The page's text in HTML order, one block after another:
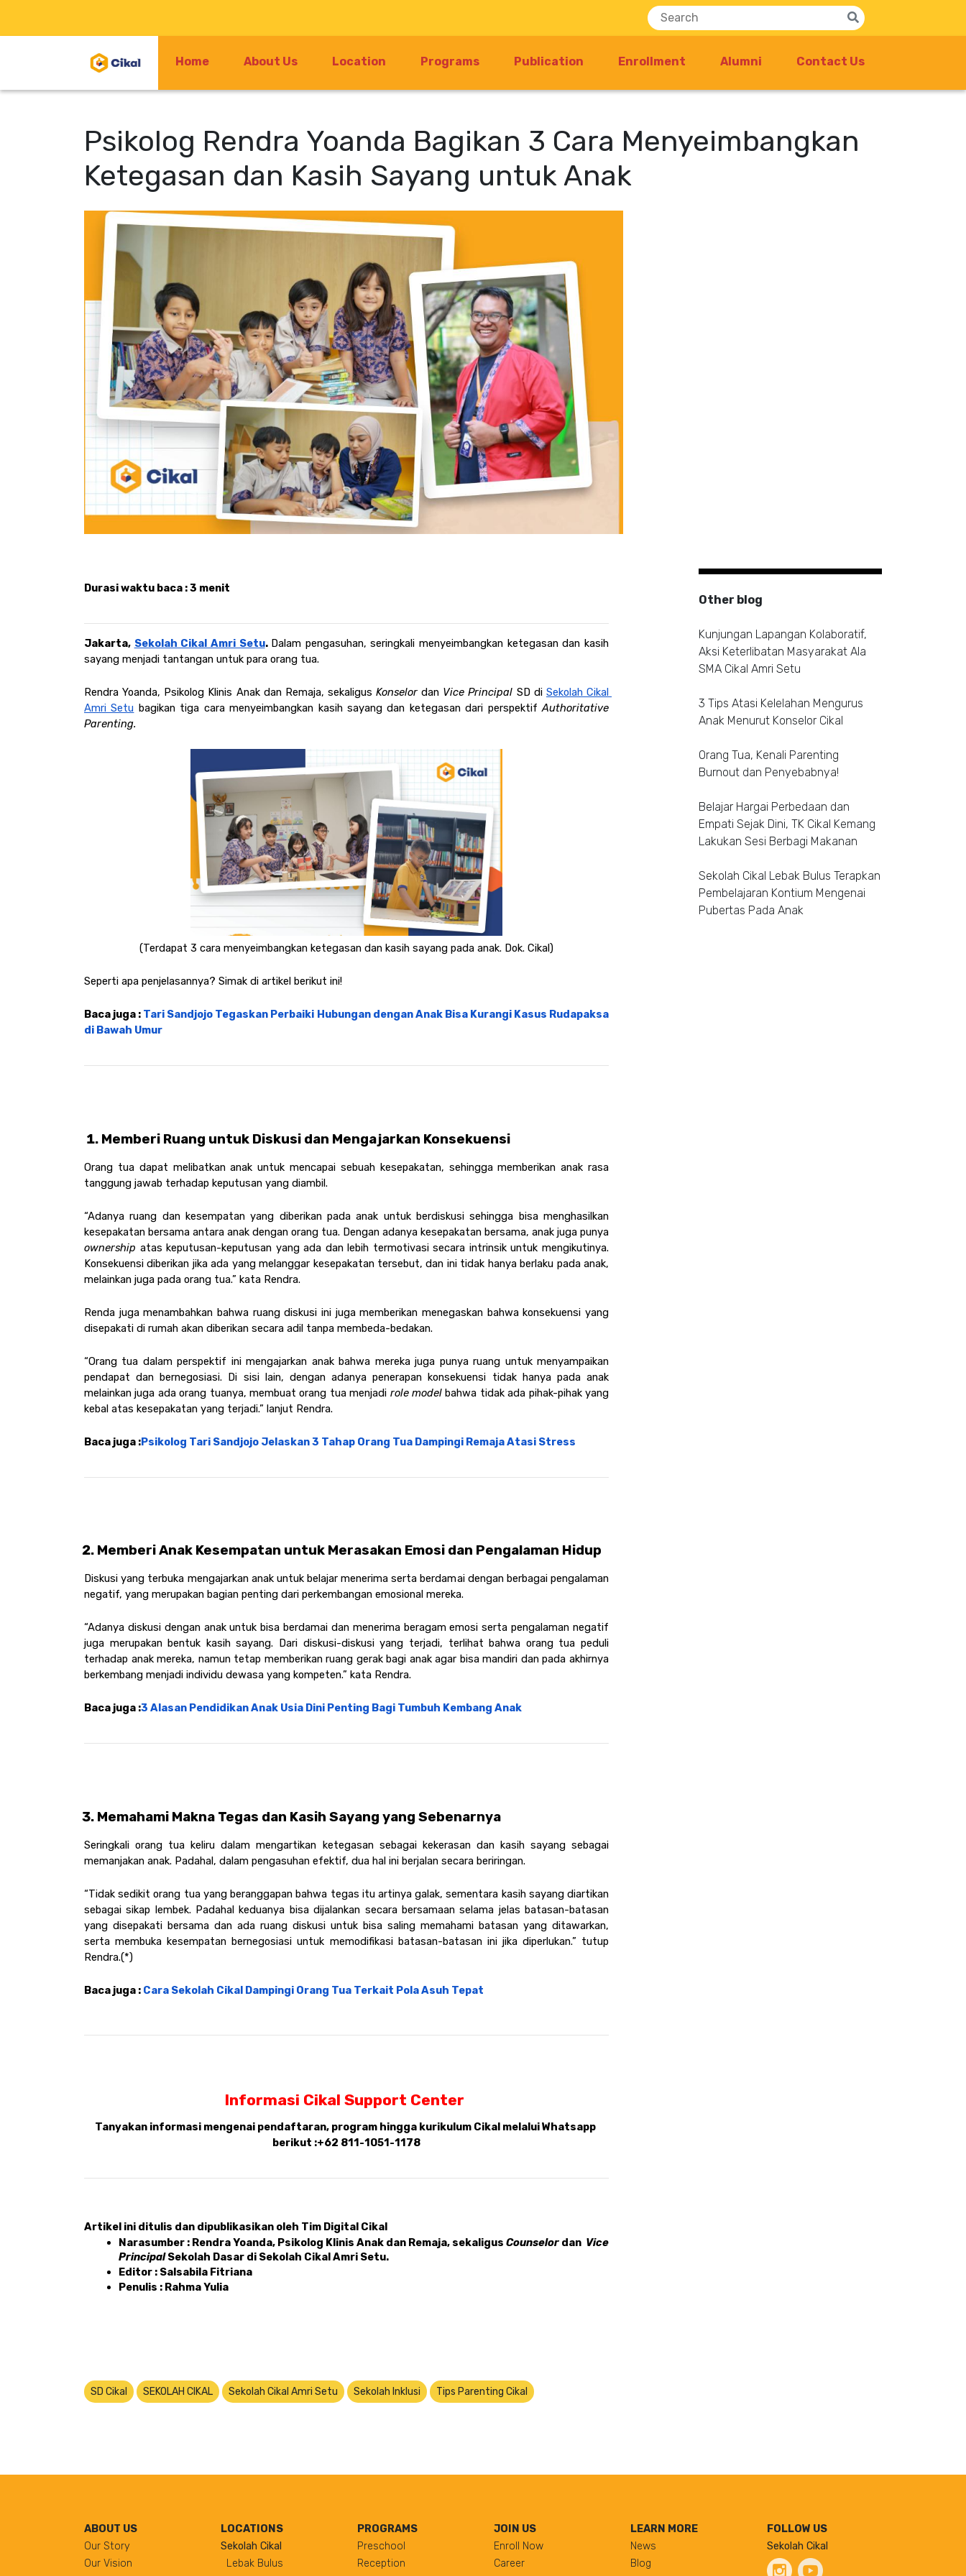
Home About Us Location Programs Publication Enrollment Alumni Contact Us
Psikolog Rendra Yoanda Bagikan 3 Cara Menyeimbangkan
Ketegasan dan Kasih Sayang untuk Anak
Durasi waktu baca : 3 menit
Jakarta, Sekolah Cikal Amri Setu. Dalam pengasuhan, seringkali menyeimbangkan ketegasan dan kasih
sayang menjadi tantangan untuk para orang tua.
Rendra Yoanda, Psikolog Klinis Anak dan Remaja, sekaligus Konselor dan Vice Principal SD di Sekolah Cikal
Amri Setu bagikan tiga cara menyeimbangkan kasih sayang dan ketegasan dari perspektif Authoritative
Parenting.
(Terdapat 3 cara menyeimbangkan ketegasan dan kasih sayang pada anak. Dok. Cikal)
Seperti apa penjelasannya? Simak di artikel berikut ini!
Baca juga : Tari Sandjojo Tegaskan Perbaiki Hubungan dengan Anak Bisa Kurangi Kasus Rudapaksa
di Bawah Umur
Memberi Ruang untuk Diskusi dan Mengajarkan Konsekuensi
Orang tua dapat melibatkan anak untuk mencapai sebuah kesepakatan, sehingga memberikan anak rasa
tanggung jawab terhadap keputusan yang diambil.
“Adanya ruang dan kesempatan yang diberikan pada anak untuk berdiskusi sehingga bisa menghasilkan
ownership atas keputusan-keputusan yang ada dan lebih termotivasi secara intrinsik untuk mengikutinya.
Konsekuensi diberikan jika ada yang melanggar kesepakatan tersebut, dan ini tidak hanya berlaku pada anak,
melainkan juga pada orang tua.” kata Rendra.
Renda juga menambahkan bahwa ruang diskusi ini juga memberikan menegaskan bahwa konsekuensi yang
disepakati di rumah akan diberikan secara adil tanpa membeda-bedakan.
“Orang tua dalam perspektif ini mengajarkan anak bahwa mereka juga punya ruang untuk menyampaikan
pendapat dan bernegosiasi. Di sisi lain, dengan adanya penerapan konsekuensi tidak hanya pada anak
melainkan juga ada orang tuanya, membuat orang tua menjadi role model bahwa tidak ada pihak-pihak yang
kebal atas kesepakatan yang terjadi.” lanjut Rendra.
Baca juga :Psikolog Tari Sandjojo Jelaskan 3 Tahap Orang Tua Dampingi Remaja Atasi Stress
Memberi Anak Kesempatan untuk Merasakan Emosi dan Pengalaman Hidup
Diskusi yang terbuka mengajarkan anak untuk belajar menerima serta berdamai dengan berbagai pengalaman
negatif, yang merupakan bagian penting dari perkembangan emosional mereka.
“Adanya diskusi dengan anak untuk bisa berdamai dan menerima beragam emosi serta pengalaman negatif
juga merupakan bentuk kasih sayang. Dari diskusi-diskusi yang terjadi, terlihat bahwa orang tua peduli
terhadap anak mereka, namun tetap memberikan ruang gerak bagi anak agar bisa mandiri dan pada akhirnya
berkembang menjadi individu dewasa yang kompeten.” kata Rendra.
Baca juga :3 Alasan Pendidikan Anak Usia Dini Penting Bagi Tumbuh Kembang Anak
Memahami Makna Tegas dan Kasih Sayang yang Sebenarnya
Seringkali orang tua keliru dalam mengartikan ketegasan sebagai kekerasan dan kasih sayang sebagai
memanjakan anak. Padahal, dalam pengasuhan efektif, dua hal ini berjalan secara beriringan.
“Tidak sedikit orang tua yang beranggapan bahwa tegas itu artinya galak, sementara kasih sayang diartikan
sebagai sikap lembek. Padahal keduanya bisa dijalankan secara bersamaan selama jelas batasan-batasan
yang disepakati bersama dan ada ruang diskusi untuk bisa saling memahami batasan yang ditawarkan,
serta membuka kesempatan bernegosiasi untuk memodifikasi batasan-batasan ini jika diperlukan.” tutup
Rendra.(*)
Baca juga : Cara Sekolah Cikal Dampingi Orang Tua Terkait Pola Asuh Tepat
Informasi Cikal Support Center
Tanyakan informasi mengenai pendaftaran, program hingga kurikulum Cikal melalui Whatsapp
berikut :+62 811-1051-1178
Artikel ini ditulis dan dipublikasikan oleh Tim Digital Cikal
Narasumber : Rendra Yoanda, Psikolog Klinis Anak dan Remaja, sekaligus Counselor dan Vice
Principal Sekolah Dasar di Sekolah Cikal Amri Setu.
Editor : Salsabila Fitriana
Penulis : Rahma Yulia
SD Cikal SEKOLAH CIKAL Sekolah Cikal Amri Setu Sekolah Inklusi Tips Parenting Cikal
Other blog
Kunjungan Lapangan Kolaboratif,
Aksi Keterlibatan Masyarakat Ala
SMA Cikal Amri Setu
3 Tips Atasi Kelelahan Mengurus
Anak Menurut Konselor Cikal
Orang Tua, Kenali Parenting
Burnout dan Penyebabnya!
Belajar Hargai Perbedaan dan
Empati Sejak Dini, TK Cikal Kemang
Lakukan Sesi Berbagi Makanan
Sekolah Cikal Lebak Bulus Terapkan
Pembelajaran Kontium Mengenai
Pubertas Pada Anak
ABOUT US
Our Story
Our Vision
LOCATIONS
Sekolah Cikal
Lebak Bulus
PROGRAMS
Preschool
Reception
JOIN US
Enroll Now
Career
LEARN MORE
News
Blog
FOLLOW US
Sekolah Cikal